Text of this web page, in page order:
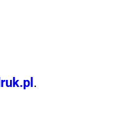
.